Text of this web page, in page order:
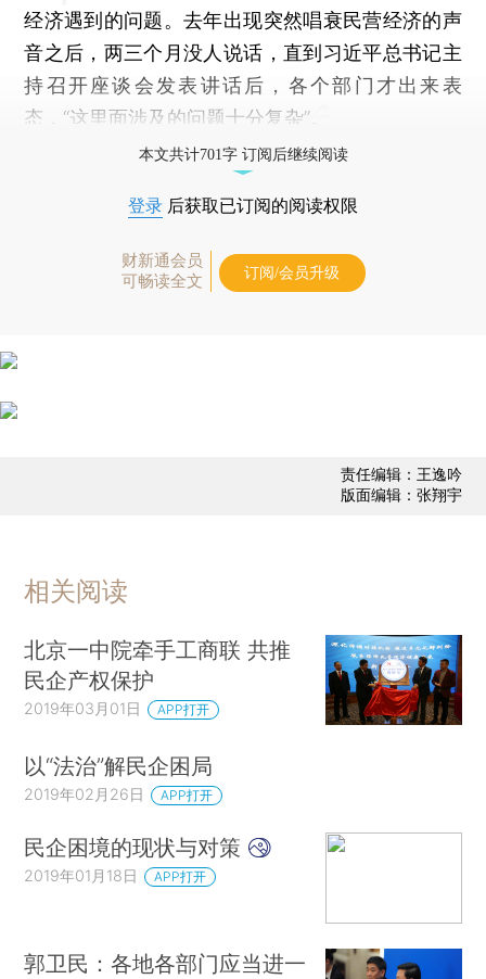
经济遇到的问题。去年出现突然唱衰民营经济的声
音之后，两三个月没人说话，直到习近平总书记主
持召开座谈会发表讲话后，各个部门才出来表
态，“这里面涉及的问题十分复杂”。
本文共计701字 订阅后继续阅读
登录 后获取已订阅的阅读权限
财新通会员
可畅读全文
订阅/会员升级
责任编辑：王逸吟
版面编辑：张翔宇
相关阅读
北京一中院牵手工商联 共推
民企产权保护
2019年03月01日 APP打开
以“法治”解民企困局
2019年02月26日 APP打开
民企困境的现状与对策
2019年01月18日 APP打开
郭卫民：各地各部门应当进一